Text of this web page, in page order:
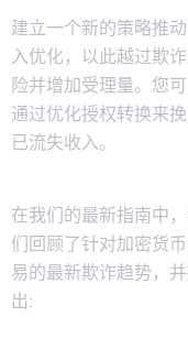
建立一个新的策略推
入优化，以此越过欺
险并增加受理量。您
通过优化授权转换来
已流失收入。
在我们的最新指南中
们回顾了针对加密货
易的最新欺诈趋势，
出: